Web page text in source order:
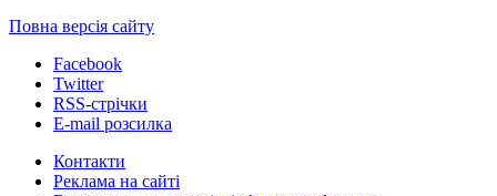
Повна версія сайту
Facebook
Twitter
RSS-стрічки
E-mail розсилка
Контакти
Реклама на сайті